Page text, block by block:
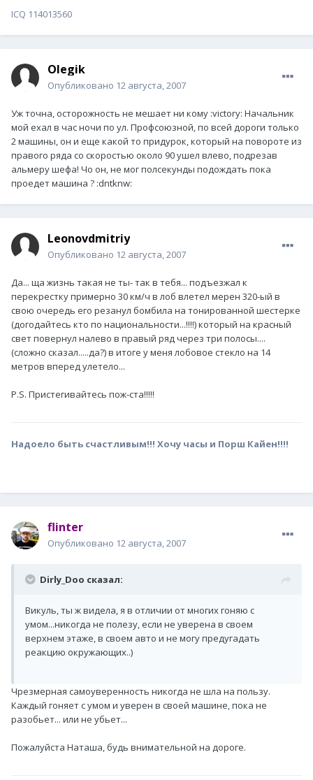
ICQ 114013560
Olegik
Опубликовано 12 августа, 2007
Уж точна, осторожность не мешает ни кому :victory: Начальник
мой ехал в час ночи по ул. Профсоюзной, по всей дороги только
2 машины, он и еще какой то придурок, который на повороте из
правого ряда со скоростью около 90 ушел влево, подрезав
альмеру шефа! Чо он, не мог полсекунды подождать пока
проедет машина ? :dntknw:
Leonovdmitriy
Опубликовано 12 августа, 2007
Да... ща жизнь такая не ты- так в тебя... подъезжал к
перекрестку примерно 30 км/ч в лоб влетел мерен 320-ый в
свою очередь его резанул бомбила на тонированной шестерке
(догодайтесь кто по национальности...!!!!) который на красный
свет повернул налево в правый ряд через три полосы....
(сложно сказал.....да?) в итоге у меня лобовое стекло на 14
метров вперед улетело...
P.S. Пристегивайтесь пож-ста!!!!!
Надоело быть счастливым!!! Хочу часы и Порш Кайен!!!!
flinter
Опубликовано 12 августа, 2007
Dirly_Doo сказал:
Викуль, ты ж видела, я в отличии от многих гоняю с
умом...никогда не полезу, если не уверена в своем
верхнем этаже, в своем авто и не могу предугадать
реакцию окружающих..)
Чрезмерная самоуверенность никогда не шла на пользу.
Каждый гоняет с умом и уверен в своей машине, пока не
разобьет... или не убьет...
Пожалуйста Наташа, будь внимательной на дороге.